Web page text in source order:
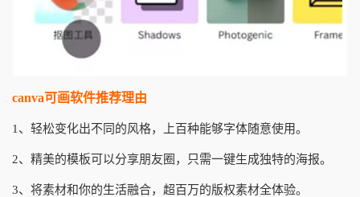
canva可画软件推荐理由
1、轻松变化出不同的风格，上百种能够字体随意使用。
2、精美的模板可以分享朋友圈，只需一键生成独特的海报。
3、将素材和你的生活融合，超百万的版权素材全体验。